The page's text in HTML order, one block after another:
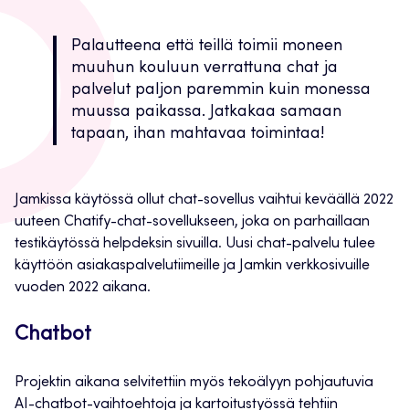
Palautteena että teillä toimii moneen
muuhun kouluun verrattuna chat ja
palvelut paljon paremmin kuin monessa
muussa paikassa. Jatkakaa samaan
tapaan, ihan mahtavaa toimintaa!
Jamkissa käytössä ollut chat-sovellus vaihtui keväällä 2022
uuteen Chatify-chat-sovellukseen, joka on parhaillaan
testikäytössä helpdeksin sivuilla. Uusi chat-palvelu tulee
käyttöön asiakaspalvelutiimeille ja Jamkin verkkosivuille
vuoden 2022 aikana.
Chatbot
Projektin aikana selvitettiin myös tekoälyyn pohjautuvia
AI-chatbot-vaihtoehtoja ja kartoitustyössä tehtiin